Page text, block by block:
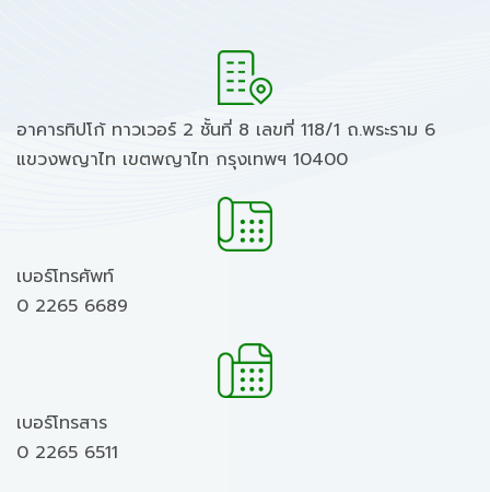
อาคารทิปโก้ ทาวเวอร์ 2 ชั้นที่ 8 เลขที่ 118/1 ถ.พระราม 6
แขวงพญาไท เขตพญาไท กรุงเทพฯ 10400
เบอร์โทรศัพท์
0 2265 6689
เบอร์โทรสาร
0 2265 6511